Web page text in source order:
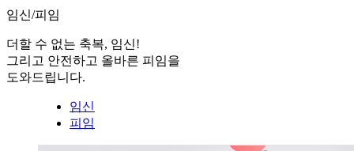
임신/피임
더할 수 없는 축복, 임신!
그리고 안전하고 올바른 피임을
도와드립니다.
임신
피임